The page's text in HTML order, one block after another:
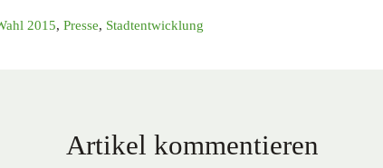
2015, Presse, Stadtentwicklung
Artikel kommentieren